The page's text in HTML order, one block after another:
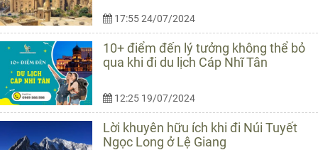
17:55 24/07/2024
10+ điểm đến lý tưởng không thể bỏ
qua khi đi du lịch Cáp Nhĩ Tân
12:25 19/07/2024
Lời khuyên hữu ích khi đi Núi Tuyết
Ngọc Long ở Lệ Giang